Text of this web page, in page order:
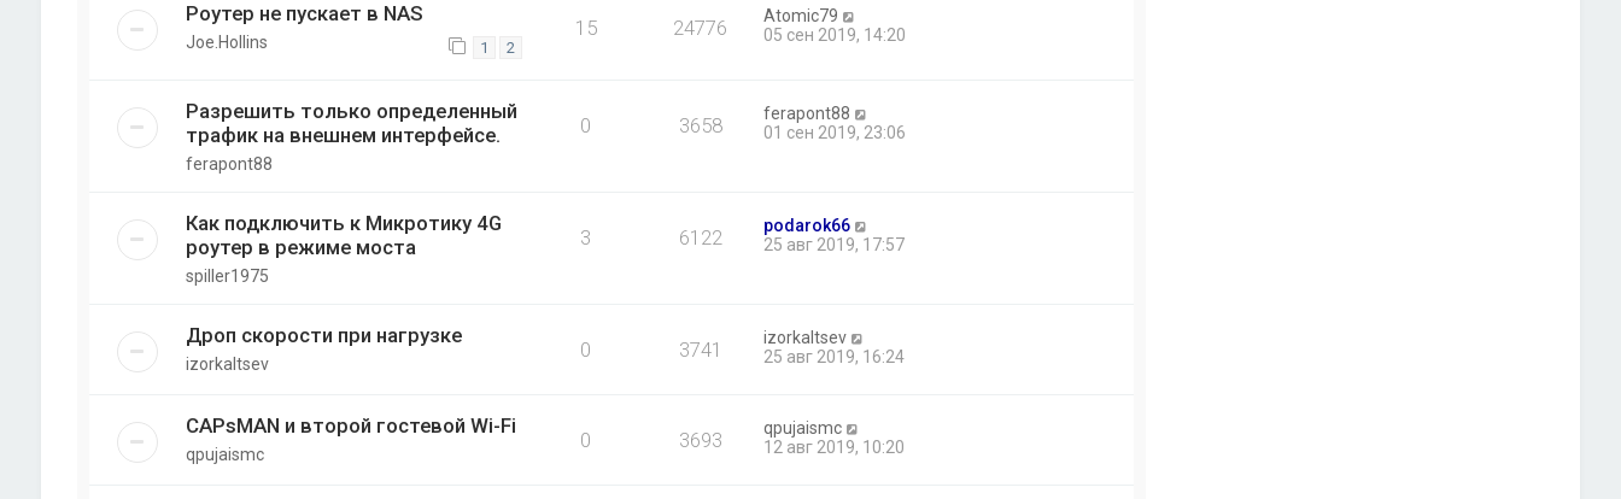
Роутер не пускает в NAS
Joe.Hollins 1 2
15 24776
Atomic79
05 сен 2019, 14:20
Разрешить только определенный
трафик на внешнем интерфейсе.
ferapont88
0 3658
ferapont88
01 сен 2019, 23:06
Как подключить к Микротику 4G
роутер в режиме моста
spiller1975
3 6122
podarok66
25 авг 2019, 17:57
Дроп скорости при нагрузке
izorkaltsev
0 3741
izorkaltsev
25 авг 2019, 16:24
CAPsMAN и второй гостевой Wi-Fi
qpujaismc
0 3693
qpujaismc
12 авг 2019, 10:20